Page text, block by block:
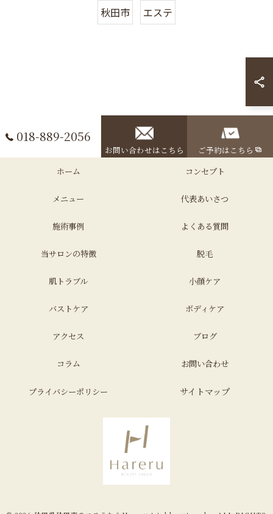
秋田市 エステ
018-889-2056
お問い合わせはこちら
ご予約はこちら
ホーム
コンセプト
メニュー 代表あいさつ
施術事例 よくある質問
当サロンの特徴 脱毛
肌トラブル 小顔ケア
バストケア ボディケア
アクセス ブログ
コラム お問い合わせ
プライバシーポリシー サイトマップ